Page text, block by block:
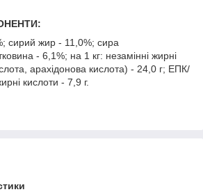
сирий жир - 11,0%; сира
- 6,1%; на 1 кг: незамінні жирні
арахідонова кислота) - 24,0 г; ЕПК/
кислоти - 7,9 г.